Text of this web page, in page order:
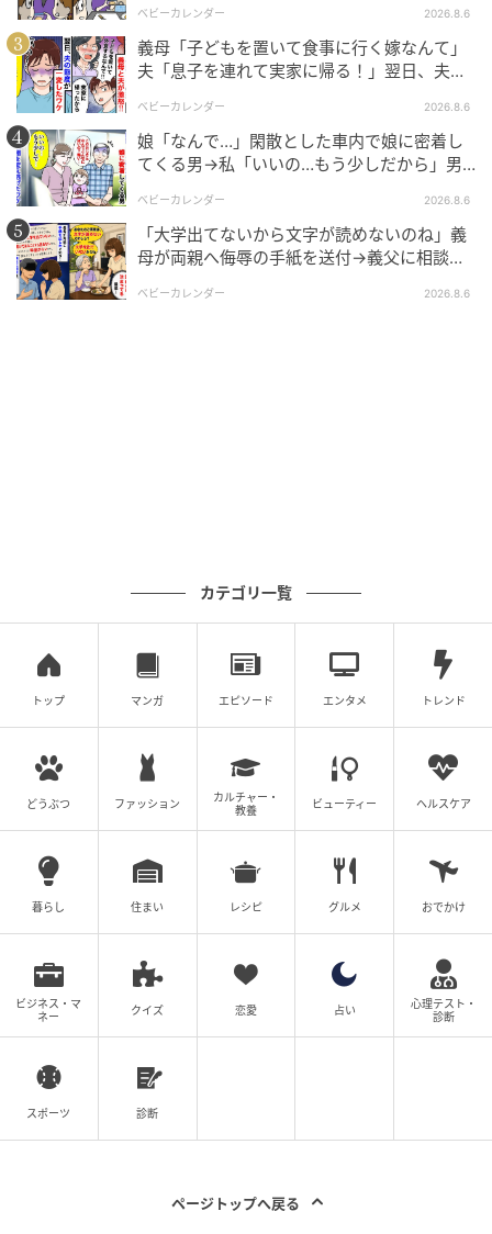
エキサイトニュース
エキサイトニュース
お酒を飲んでいた隆司はハッキリ昨夜の記憶が思い出
せない様子。状況を飲み込もうとするも、自分は服を
着ているが愛華は着ていない…記憶もなく焦る隆司。
ベビーカレンダー 2026.8.6
義母「子どもを置いて食事に行く嫁なんて」
夫「息子を連れて実家に帰る！」翌日、夫が
ベビーカレンダー 2026.8.6
娘「なんで…」閑散とした車内で娘に密着し
てくる男→私「いいの…もう少しだから」男
ベビーカレンダー 2026.8.6
「大学出てないから文字が読めないのね」義
母が両親へ侮辱の手紙を送付→義父に相談
ベビーカレンダー 2026.8.6
カテゴリ一覧
トップ マンガ エピソード エンタメ トレンド
どうぶつ ファッション
カルチャー・
教養
ビューティー ヘルスケア
暮らし 住まい レシピ グルメ おでかけ
ビジネス・マ
ネー
クイズ 恋愛 占い
心理テスト・
診断
スポーツ 診断
ページトップへ戻る